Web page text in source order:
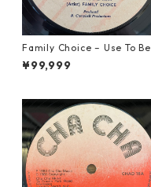
Family Choice – Use To Be
My Girl【7-22004】
¥99,999